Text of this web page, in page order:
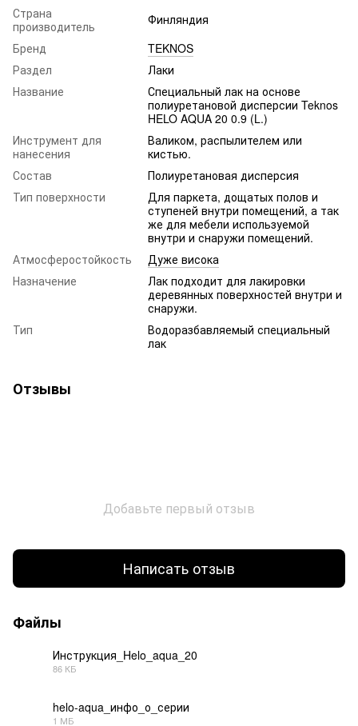
Страна
производитель
Финляндия
Бренд
TEKNOS
Раздел
Лаки
Название
Специальный лак на основе
полиуретановой дисперсии Teknos
HELO AQUA 20 0.9 (L.)
Инструмент для
нанесения
Валиком, распылителем или
кистью.
Состав
Полиуретановая дисперсия
Тип поверхности
Для паркета, дощатых полов и
ступеней внутри помещений, а так
же для мебели используемой
внутри и снаружи помещений.
Атмосферостойкость
Дуже висока
Назначение
Лак подходит для лакировки
деревянных поверхностей внутри и
снаружи.
Тип
Водоразбавляемый специальный
лак
Отзывы
Добавьте первый отзыв
Написать отзыв
Файлы
Инструкция_Helo_aqua_20
86 КБ
helo-aqua_инфо_о_серии
1 МБ